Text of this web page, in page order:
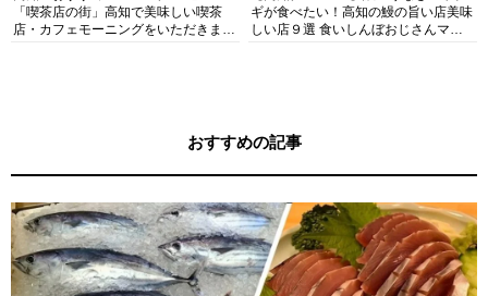
「喫茶店の街」高知で美味しい喫茶
店・カフェモーニングをいただきま
ギが食べたい！高知の鰻の旨い店美味
しい店９選 食いしんぼおじさんマッ
おすすめの記事